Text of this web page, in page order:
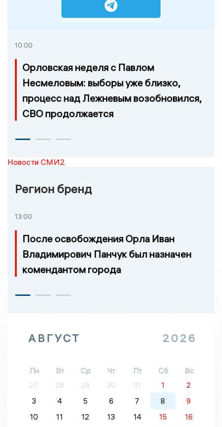
10:00
Орловская неделя с Павлом
Несмеловым: выборы уже близко,
процесс над Лежневым возобновился,
СВО продолжается
Новости СМИ2
Регион бренд
13:00
После освобождения Орла Иван
Владимирович Панчук был назначен
комендантом города
АВГУСТ 2026
Пн Вт Ср Чт Пт Сб
Вс
27
28 29 30 31 1
2
3
4 5 6 7 8
9
10
11 12 13 14 15
16